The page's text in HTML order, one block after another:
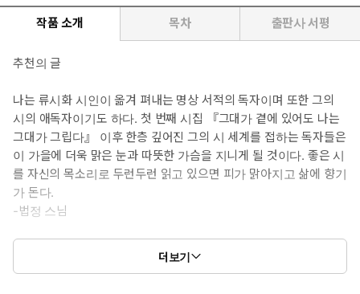
작품 소개 목차 출판사 서평
추천의 글
나는 류시화 시인이 옮겨 펴내는 명상 서적의 독자이며 또한 그의
시의 애독자이기도 하다. 첫 번째 시집 『그대가 곁에 있어도 나는
그대가 그립다』 이후 한층 깊어진 그의 시 세계를 접하는 독자들은
이 가을에 더욱 맑은 눈과 따뜻한 가슴을 지니게 될 것이다. 좋은 시
를 자신의 목소리로 두런두런 읽고 있으면 피가 맑아지고 삶에 향기
가 돈다.
-법정 스님
『외눈박이 물고기의 사랑』을 읽는 동안 마음이 맑고 따뜻하고
고요해졌습니다. 조금은 쓸쓸한 냄새가 나는 것 같지만 허무하지
더보기